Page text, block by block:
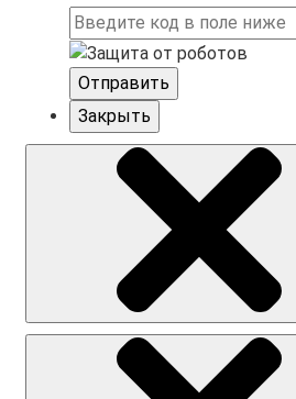
Отправить
Закрыть